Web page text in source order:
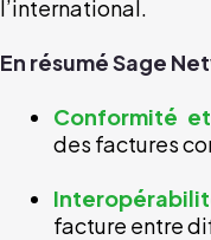
l’international.
En résumé Sage
Conformité
des factures
facture entre